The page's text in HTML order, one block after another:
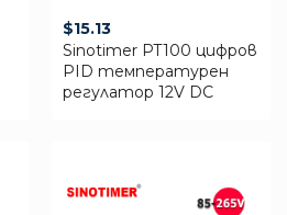
$15.13
Sinotimer PT100 цифров
PID температурен
регулатор 12V DC